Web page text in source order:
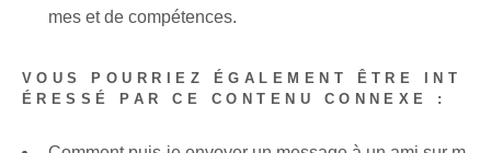
mes et de compétences.
VOUS POURRIEZ ÉGALEMENT ÊTRE INT
ÉRESSÉ PAR CE CONTENU CONNEXE :